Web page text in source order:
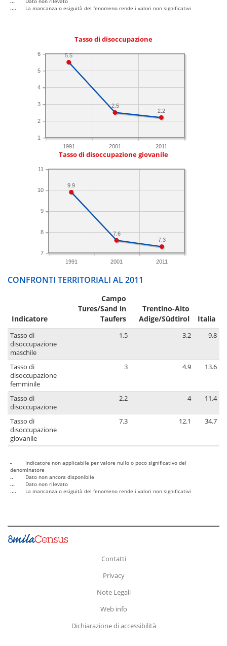
....
La mancanza o esiguità del fenomeno rende i valori non significativi
Tasso di disoccupazione
1991 2001 2011
1
2
3
4
5
6
2.2
2.5
5.5
Tasso di disoccupazione giovanile
1991 2001 2011
7
8
9
10
11
7.3
7.6
9.9
CONFRONTI TERRITORIALI AL 2011
Indicatore
Campo
Tures/Sand in
Taufers
Trentino-Alto
Adige/Südtirol
Italia
Tasso di
disoccupazione
maschile
1.5 3.2 9.8
Tasso di
disoccupazione
femminile
3 4.9 13.6
Tasso di
disoccupazione
2.2 4 11.4
Tasso di
disoccupazione
giovanile
7.3 12.1 34.7
-
Indicatore non applicabile per valore nullo o poco significativo del
denominatore
..
Dato non ancora disponibile
...
Dato non rilevato
....
La mancanza o esiguità del fenomeno rende i valori non significativi
Contatti
Privacy
Note Legali
Web info
Dichiarazione di accessibilità